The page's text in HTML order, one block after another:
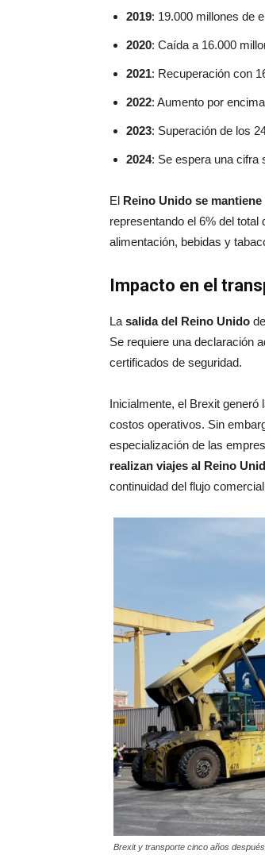
2019: 19.000 millones de
2020: Caída a 16.000
2021: Recuperación con
2022: Aumento por
2023: Superación de los
2024: Se espera una cifra
El Reino Unido se
representando el 6% del
alimentación, bebidas y
Impacto en el
La salida del Reino Unido
Se requiere una declaración
certificados de seguridad.
Inicialmente, el Brexit
costos operativos. Sin
especialización de las
realizan viajes al Reino
continuidad del flujo
Brexit y transporte cinco años después